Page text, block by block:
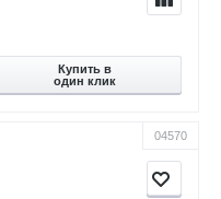
Купить в
один клик
04570